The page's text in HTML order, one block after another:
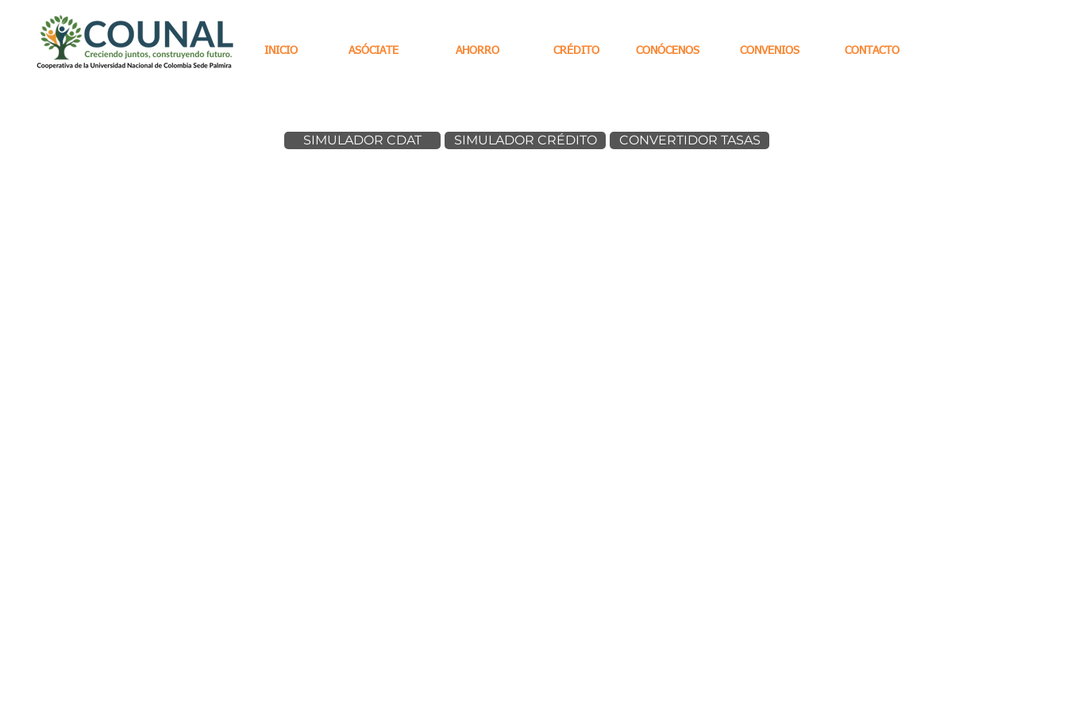
INICIO ASÓCIATE AHORRO CRÉDITO CONÓCENOS CONVENIOS CONTACTO
SIMULADOR CDAT SIMULADOR CRÉDITO CONVERTIDOR TASAS